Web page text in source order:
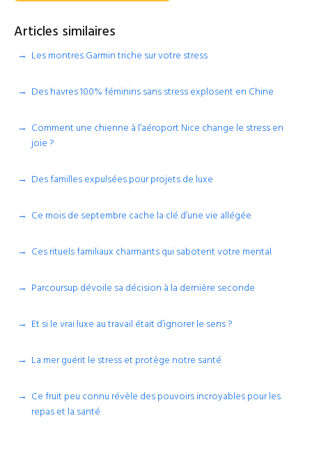
Articles similaires
Les montres Garmin triche sur votre stress
Des havres 100% féminins sans stress explosent en Chine
Comment une chienne à l’aéroport Nice change le stress en
joie ?
Des familles expulsées pour projets de luxe
Ce mois de septembre cache la clé d’une vie allégée
Ces rituels familiaux charmants qui sabotent votre mental
Parcoursup dévoile sa décision à la dernière seconde
Et si le vrai luxe au travail était d’ignorer le sens ?
La mer guérit le stress et protège notre santé
Ce fruit peu connu révèle des pouvoirs incroyables pour les
repas et la santé